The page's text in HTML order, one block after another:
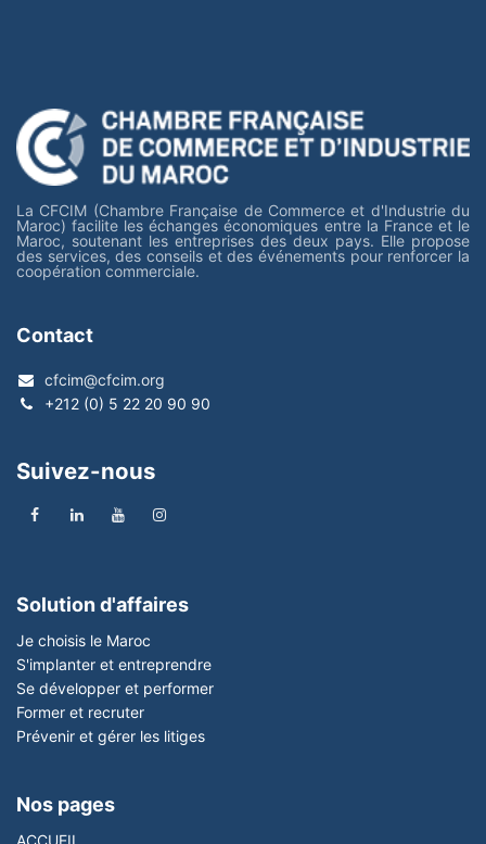
La CFCIM (Chambre Française de Commerce et d'Industrie du
Maroc) facilite les échanges économiques entre la France et le
Maroc, soutenant les entreprises des deux pays. Elle propose
des services, des conseils et des événements pour renforcer la
coopération commerciale.
Contact
cfcim@cfcim.org
+212 (0) 5 22 20 90 90
Suivez-nous
Solution d'affaires
Je choisis le Maroc
S'implanter et entreprendre
Se développer et performer
Former et recruter
Prévenir et gérer les litiges
Nos pages
ACCUEIL